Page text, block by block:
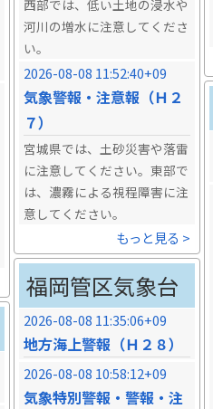
西部では、低い土地の浸水や
河川の増水に注意してくださ
い。
2026-08-08 11:52:40+09
気象警報・注意報（Ｈ２
７）
宮城県では、土砂災害や落雷
に注意してください。東部で
は、濃霧による視程障害に注
意してください。
もっと見る >
福岡管区気象台
2026-08-08 11:35:06+09
地方海上警報（Ｈ２８）
2026-08-08 10:58:12+09
気象特別警報・警報・注